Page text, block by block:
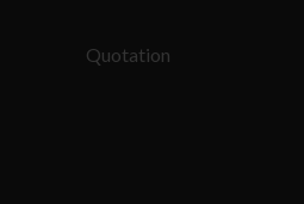
Quotation